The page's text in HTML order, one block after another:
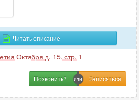
Читать описание
Октября д. 15, стр. 1
Позвонить?